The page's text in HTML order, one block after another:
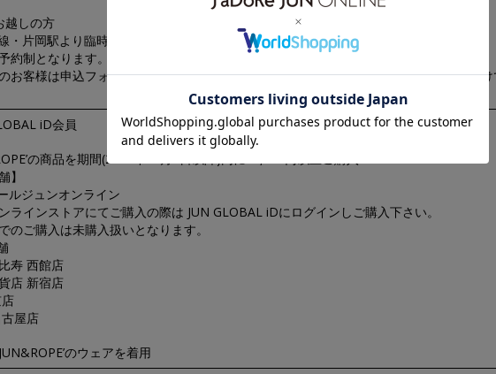
越しの方
・片岡駅より臨時クラブバス(7:50発)をご利用ください。
約制となります。
お客様は申込フォームのアクセス方法にて「電車・クラブバス利用」にチェックを付
iD会員
の商品を期間(2021年11月8日以降)内に10,000円以上ご購入
】
ルジュンオンライン
ラインストアにてご購入の際は JUN GLOBAL iDにログインしご購入下さい。
のご購入は未購入扱いとなります。
寿 西館店
店 新宿店
屋店
のウェアを着用